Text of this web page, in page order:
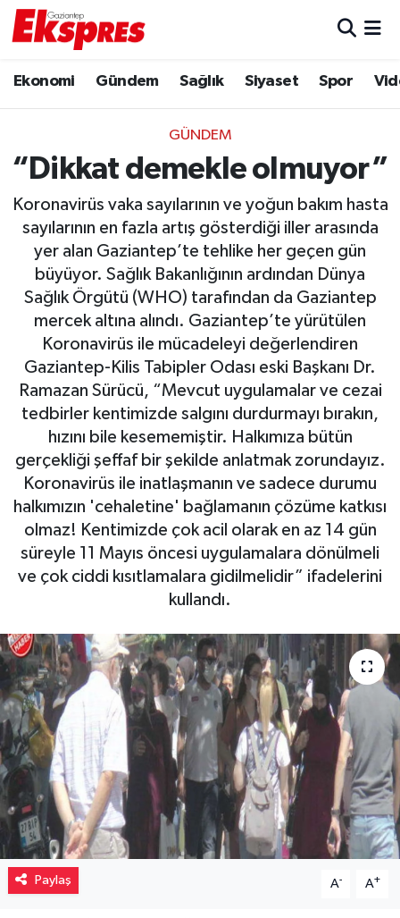
Ekonomi Gündem Sağlık Siyaset Spor
GÜNDEM
“Dikkat demekle olmuyor”
Koronavirüs vaka sayılarının ve yoğun bakım hasta
sayılarının en fazla artış gösterdiği iller arasında
yer alan Gaziantep’te tehlike her geçen gün
büyüyor. Sağlık Bakanlığının ardından Dünya
Sağlık Örgütü (WHO) tarafından da Gaziantep
mercek altına alındı. Gaziantep’te yürütülen
Koronavirüs ile mücadeleyi değerlendiren
Gaziantep-Kilis Tabipler Odası eski Başkanı Dr.
Ramazan Sürücü, “Mevcut uygulamalar ve cezai
tedbirler kentimizde salgını durdurmayı bırakın,
hızını bile kesememiştir. Halkımıza bütün
gerçekliği şeffaf bir şekilde anlatmak zorundayız.
Koronavirüs ile inatlaşmanın ve sadece durumu
halkımızın 'cehaletine' bağlamanın çözüme katkısı
olmaz! Kentimizde çok acil olarak en az 14 gün
süreyle 11 Mayıs öncesi uygulamalara dönülmeli
ve çok ciddi kısıtlamalara gidilmelidir” ifadelerini
kullandı.
Paylaş A- A+
Ekonomi
Gaziantep son dakika
Genel
Gündem
Haberler
Kültür Sanat
Magazin
Müzik
Piyasa
Resmi İlanlar
Sağlık
Siyaset
Spor
Teknoloji
Türkiye
Video Haber
Yaşam
Trafik Durumu
Puan Durumu ve Fikstür
Tüm Manşetler
Son Dakika Haberleri
Haber Arşivi